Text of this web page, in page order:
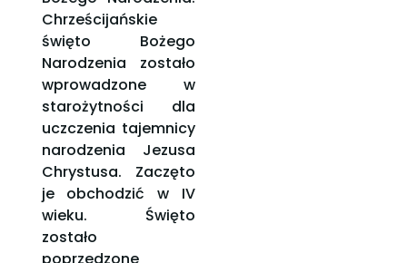
Chrześcijańskie
święto Bożego
Narodzenia zostało
wprowadzone w
starożytności dla
uczczenia tajemnicy
narodzenia Jezusa
Chrystusa. Zaczęto
je obchodzić w IV
wieku. Święto
zostało